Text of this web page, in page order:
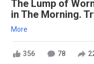
The Lump of
in The Morning.
More
356 78